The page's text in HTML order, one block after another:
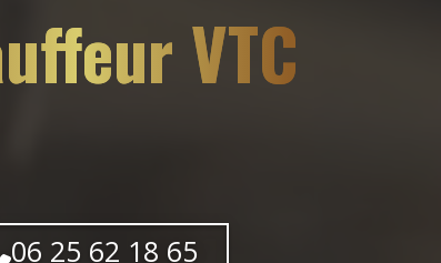
VTC
06 25 62 18 65